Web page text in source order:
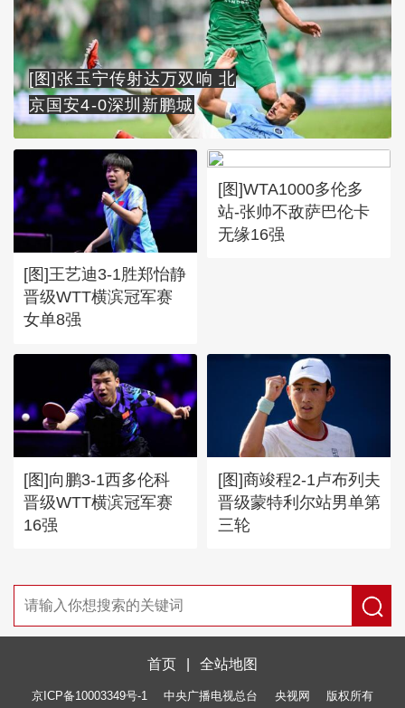
[图]张玉宁传射达万双响 北
京国安4-0深圳新鹏城
[图]王艺迪3-1胜郑怡静
晋级WTT横滨冠军赛
女单8强
[图]WTA1000多伦多
站-张帅不敌萨巴伦卡
无缘16强
[图]向鹏3-1西多伦科
晋级WTT横滨冠军赛
16强
[图]商竣程2-1卢布列夫
晋级蒙特利尔站男单第
三轮
首页 全站地图
京ICP备10003349号-1 中央广播电视总台 央视网 版权所有